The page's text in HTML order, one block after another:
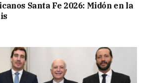
Santa Fe 2026: Midón en la